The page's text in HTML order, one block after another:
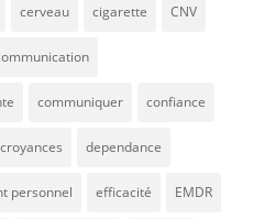
cerveau cigarette CNV
communiquer confiance
croyances dependance
personnel efficacité EMDR